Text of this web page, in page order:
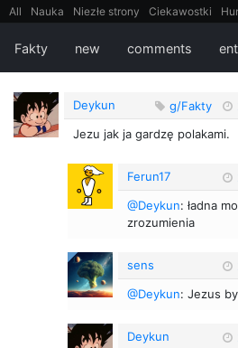
All Nauka Niezłe strony Ciekawostki
Bezpieczeństwo
Książki Sugestie
Matematyka
gify
Cytaty Mapy Film Android itt
Fakty new comments
Deykun g/Fakty
Jezu jak ja gardzę polakami.
Ferun17
@Deykun: ładna
zrozumienia
sens
@Deykun: Jezus
Deykun